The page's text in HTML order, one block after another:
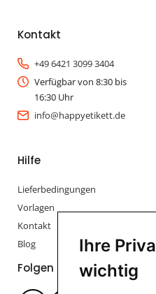
Ihre
wichtig
Kontakt
+49 6421 3099 3404
Verfügbar von 8:30 bis
16:30 Uhr
info@happyetikett.de
Hilfe
Lieferbedingungen
Vorlagen
Kontakt
Blog
Folgen Sie uns